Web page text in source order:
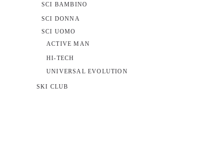
SCI BAMBINO
SCI DONNA
SCI UOMO
ACTIVE MAN
HI-TECH
UNIVERSAL EVOLUTION
SKI CLUB